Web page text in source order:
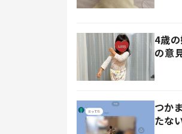
4歳の
の意
つか
たな